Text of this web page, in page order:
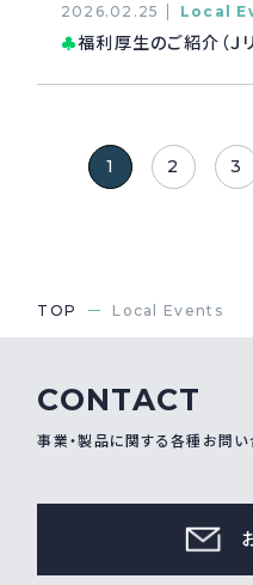
2026.02.25 Local
♣福利厚生のご紹介（Ｊ
1 2 3
TOP Local Events
CONTACT
事業・製品に関する各種お問